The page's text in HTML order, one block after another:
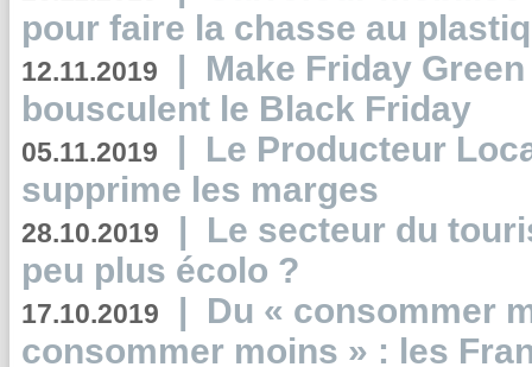
pour faire la chasse au
12.11.2019 | Make Friday
bousculent le Black Friday
05.11.2019 | Le Producteur
supprime les marges
28.10.2019 | Le secteur du
peu plus écolo ?
17.10.2019 | Du « consommer
consommer moins » : les